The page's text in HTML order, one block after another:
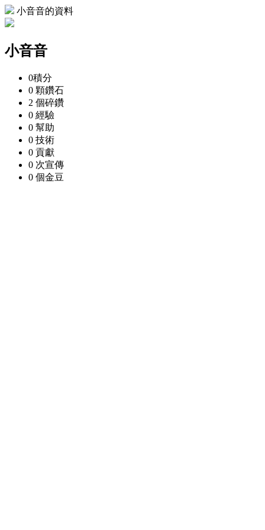
小音音的資料
小音音
0積分
0 顆鑽石
2 個碎鑽
0 經驗
0 幫助
0 技術
0 貢獻
0 次宣傳
0 個金豆